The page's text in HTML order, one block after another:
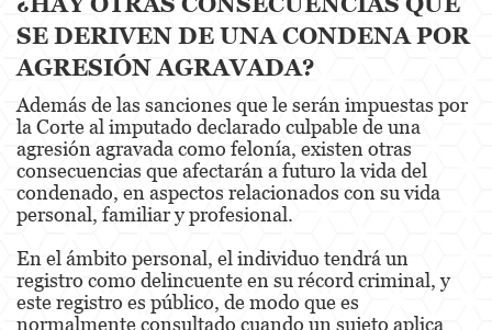
Violent Crimes
Involuntary Manslaughter
Kidnapping
Manslaughter
Murder
Voluntary Manslaughter
SE DERIVEN DE UNA CONDENA POR
AGRESIÓN AGRAVADA?
Además de las sanciones que le serán impuestas por
la Corte al imputado declarado culpable de una
agresión agravada como felonía, existen otras
consecuencias que afectarán a futuro la vida del
condenado, en aspectos relacionados con su vida
personal, familiar y profesional.
En el ámbito personal, el individuo tendrá un
registro como delincuente en su récord criminal, y
este registro es público, de modo que es
normalmente consultado cuando un sujeto aplica